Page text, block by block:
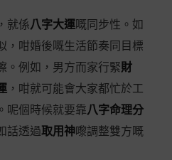
就係八字大運嘅同步性。如
，咁婚後嘅生活節奏同目標
。例如，男方而家行緊財
，咁就可能會大家都忙於工
呢個時候就要靠八字命理分
話透過取用神嚟調整雙方嘅